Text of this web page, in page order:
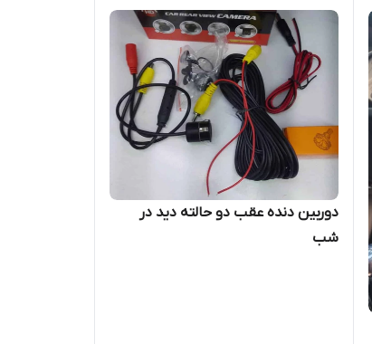
دوربین دنده عقب دو حالته دید در
شب